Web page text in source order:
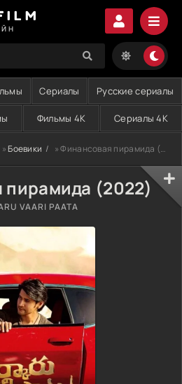
Сериалы Русские сериалы
Фильмы 4K Сериалы 4K
»Боевики » Финансовая пирамида (2022)
пирамида (2022)
VAARI PAATA